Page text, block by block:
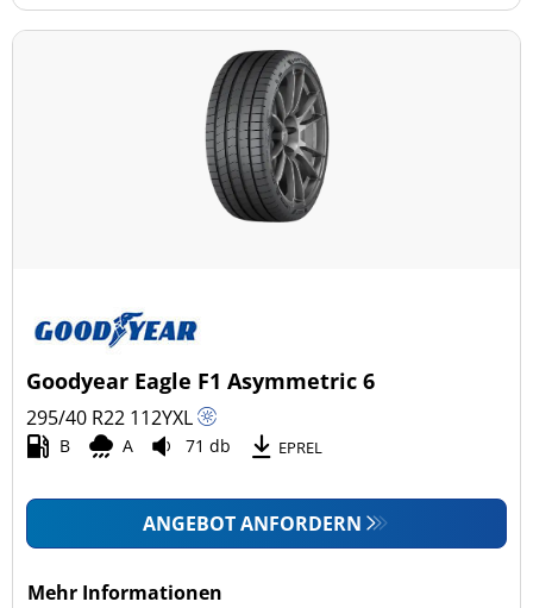
Goodyear Eagle F1 Asymmetric 6
295/40 R22 112YXL
B A 71 db EPREL
ANGEBOT ANFORDERN
Mehr Informationen